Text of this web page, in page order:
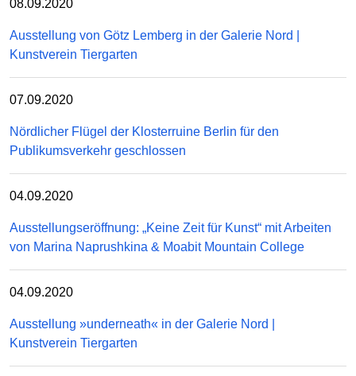
08.09.2020
Ausstellung von Götz Lemberg in der Galerie Nord |
Kunstverein Tiergarten
07.09.2020
Nördlicher Flügel der Klosterruine Berlin für den
Publikumsverkehr geschlossen
04.09.2020
Ausstellungseröffnung: „Keine Zeit für Kunst“ mit Arbeiten
von Marina Naprushkina & Moabit Mountain College
04.09.2020
Ausstellung »underneath« in der Galerie Nord |
Kunstverein Tiergarten